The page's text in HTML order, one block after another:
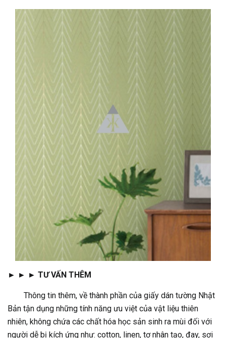
► ► ► TƯ VẤN THÊM
Thông tin thêm, về thành phần của giấy dán tường Nhật
Bản tận dụng những tính năng ưu việt của vật liệu thiên
nhiên, không chứa các chất hóa học sản sinh ra mùi đối với
người dễ bị kích ứng như: cotton, linen, tơ nhân tạo, đay, sợi